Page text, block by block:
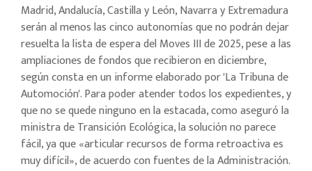
Madrid, Andalucía, Castilla y León, Navarra y Extremadura
serán al menos las cinco autonomías que no podrán dejar
resuelta la lista de espera del Moves III de 2025, pese a las
ampliaciones de fondos que recibieron en diciembre,
según consta en un informe elaborado por 'La Tribuna de
Automoción'. Para poder atender todos los expedientes, y
que no se quede ninguno en la estacada, como aseguró la
ministra de Transición Ecológica, la solución no parece
fácil, ya que «articular recursos de forma retroactiva es
muy difícil», de acuerdo con fuentes de la Administración.